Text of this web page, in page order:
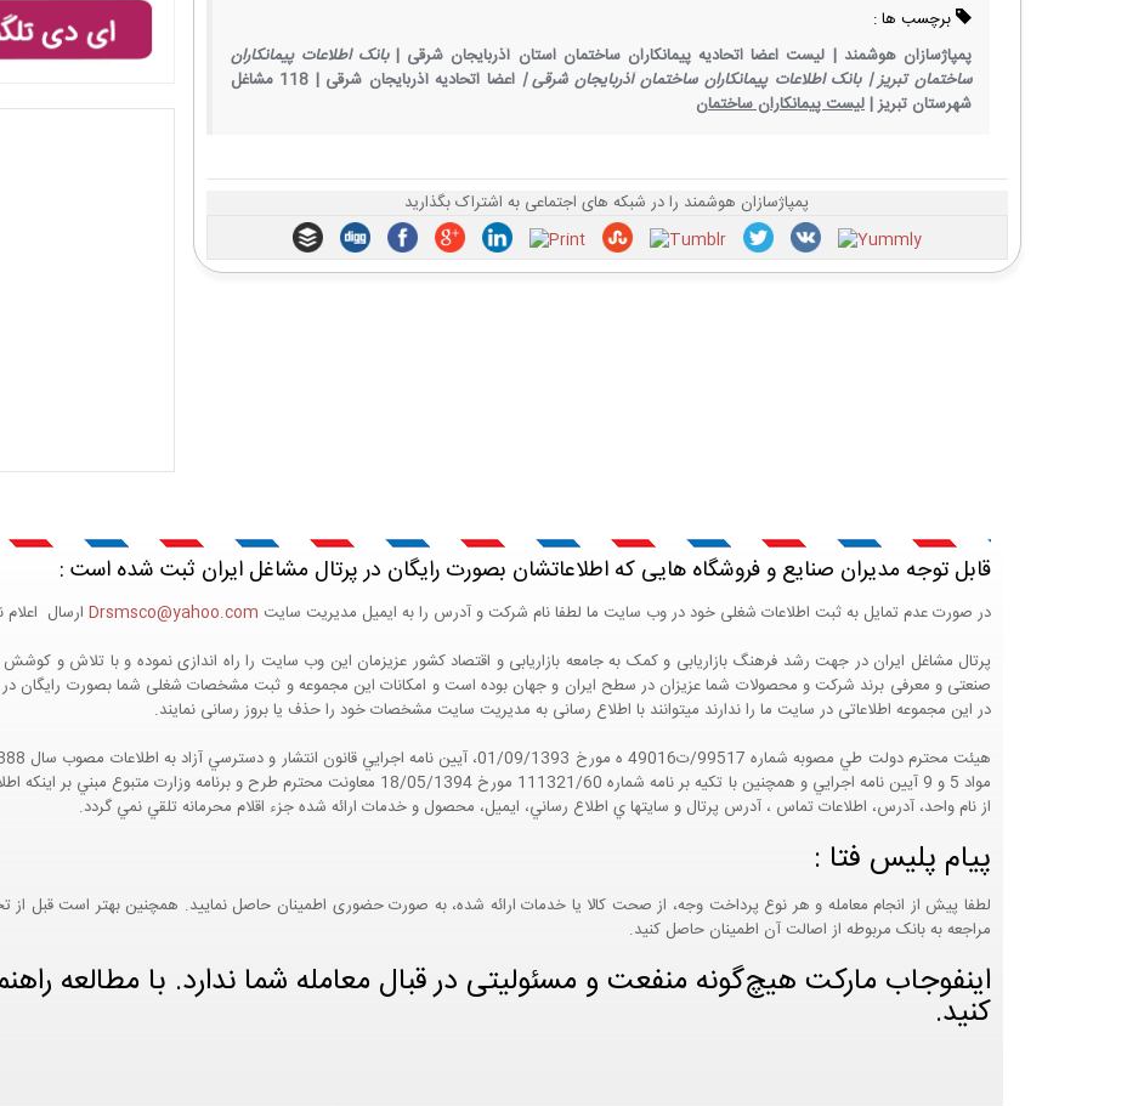
برچسب ها :
پمپاژسازان هوشمند | لیست اعضا اتحادیه پیمانکاران ساختمان استان آذربایجان شرقی | بانک اطلاعات پیمانکاران
ساختمان تبریز | بانک اطلاعات پیمانکاران ساختمان آذربایجان شرقی | اعضا اتحادیه آذربایجان شرقی |
118 مشاغل
شهرستان تبریز |لیست پیمانکاران ساختمان
پمپاژسازان هوشمند را در شبکه های اجتماعی به اشتراک بگذارید
قابل توجه مدیران صنایع و فروشگاه هایی که اطلاعاتشان بصورت رایگان در پرتال مشاغل ایران ثبت شده است :
در صورت عدم تمایل به ثبت اطلاعات شغلی خود در وب سایت ما لطفا نام شرکت و آدرس را به ایمیل مدیریت سایت Drsmsco@yahoo.com ارسال
صنعتی و معرفی برند شرکت و محصولات شما عزیزان در سطح ایران و جهان بوده است و امکانات این مجموعه و ثبت مشخصات شغلی شما بصورت رایگان در
در این مجموعه اطلاعاتی در سایت ما را ندارند میتوانند با اطلاع رسانی به مدیریت سایت مشخصات خود را حذف یا بروز رسانی نمایند.
مواد 5 و 9 آيين نامه اجرايي و همچنين با تکيه بر نامه شماره 111321/60 مورخ 18/05/1394 معاونت
از نام واحد، آدرس، اطلاعات تماس ، آدرس پرتال و سايتها ي اطلاع رساني، ايميل، محصول و خدمات ارائه شده جزء اقلام محرمانه تلقي نمي گردد.
پیام پلیس فتا :
لطفا پیش از انجام معامله و هر نوع پرداخت وجه، از صحت کالا یا خدمات ارائه شده، به صورت حضوری اطمینان حاصل نمایید. همچنین بهتر است قبل از
مراجعه به بانک مربوطه از اصالت آن اطمینان حاصل کنید.
اینفوجاب مارکت هیچ‌گونه منفعت و مسئولیتی در قبال معامله شما ندارد. با مطالعه
کنید.